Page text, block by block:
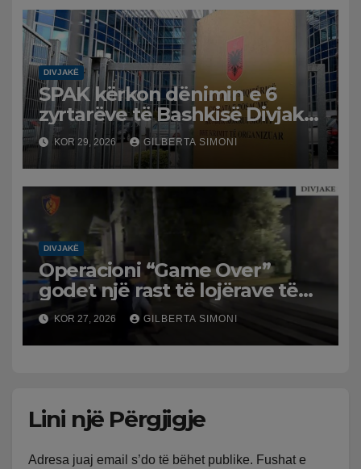
DIVJAKË
SPAK kërkon dënimin e 6
zyrtarëve të Bashkisë Divjakë
për shkelje në tendera
KOR 29, 2026 GILBERTA SIMONI
DIVJAKË
Operacioni “Game Over”
godet një rast të lojërave të
fatit në Divjakë
KOR 27, 2026 GILBERTA SIMONI
Lini një Përgjigje
Adresa juaj email s’do të bëhet publike. Fushat e